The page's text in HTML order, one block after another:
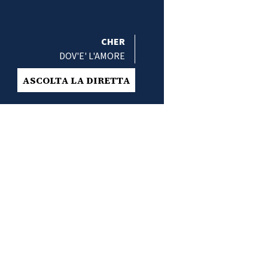
CHER
DOV'E' L'AMORE
ASCOLTA LA DIRETTA